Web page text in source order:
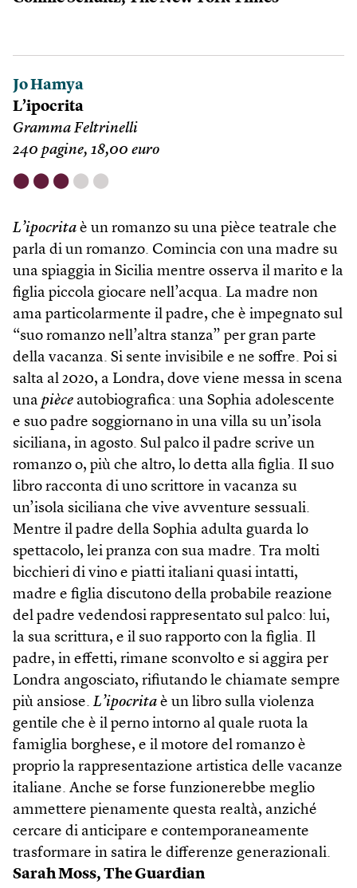
Jo Hamya
L’ipocrita
Gramma Feltrinelli
240 pagine, 18,00 euro
⬤ ⬤ ⬤ ⬤ ⬤
L’ipocrita è un romanzo su una pièce teatrale che
parla di un romanzo. Comincia con una madre su
una spiaggia in Sicilia mentre osserva il marito e la
figlia piccola giocare nell’acqua. La madre non
ama particolarmente il padre, che è impegnato sul
“suo romanzo nell’altra stanza” per gran parte
della vacanza. Si sente invisibile e ne soffre. Poi si
salta al 2020, a Londra, dove viene messa in scena
una pièce autobiografica: una Sophia adolescente
e suo padre soggiornano in una villa su un’isola
siciliana, in agosto. Sul palco il padre scrive un
romanzo o, più che altro, lo detta alla figlia. Il suo
libro racconta di uno scrittore in vacanza su
un’isola siciliana che vive avventure sessuali.
Mentre il padre della Sophia adulta guarda lo
spettacolo, lei pranza con sua madre. Tra molti
bicchieri di vino e piatti italiani quasi intatti,
madre e figlia discutono della probabile reazione
del padre vedendosi rappresentato sul palco: lui,
la sua scrittura, e il suo rapporto con la figlia. Il
padre, in effetti, rimane sconvolto e si aggira per
Londra angosciato, rifiutando le chiamate sempre
più ansiose. L’ipocrita è un libro sulla violenza
gentile che è il perno intorno al quale ruota la
famiglia borghese, e il motore del romanzo è
proprio la rappresentazione artistica delle vacanze
italiane. Anche se forse funzionerebbe meglio
ammettere pienamente questa realtà, anziché
cercare di anticipare e contemporaneamente
trasformare in satira le differenze generazionali.
Sarah Moss, The Guardian